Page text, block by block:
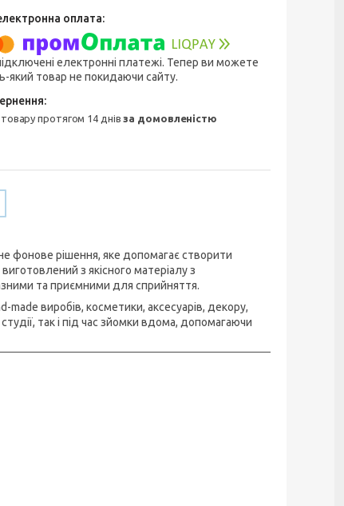
електронні платежі. Тепер ви можете
який товар не покидаючи сайту.
товару протягом 14 днівза домовленістю
фонове рішення, яке допомагає створити
з якісного матеріалу з
та приємними для сприйняття.
виробів, косметики, аксесуарів, декору,
так і під час зйомки вдома, допомагаючи